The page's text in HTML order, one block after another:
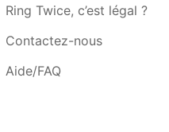
manage
Ring Twice, c’est légal ?
Contactez-nous
Aide/FAQ